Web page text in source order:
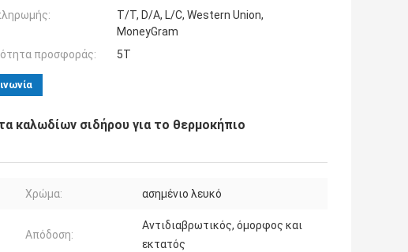
T/T, D/A, L/C, Western Union,
MoneyGram
προσφοράς:
5T
καλωδίων σιδήρου για το θερμοκήπιο
Χρώμα: ασημένιο λευκό
Απόδοση:
Αντιδιαβρωτικός, όμορφος και
εκτατός